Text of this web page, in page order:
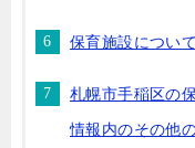
保育施設について
札幌市手稲区の
情報内のその他